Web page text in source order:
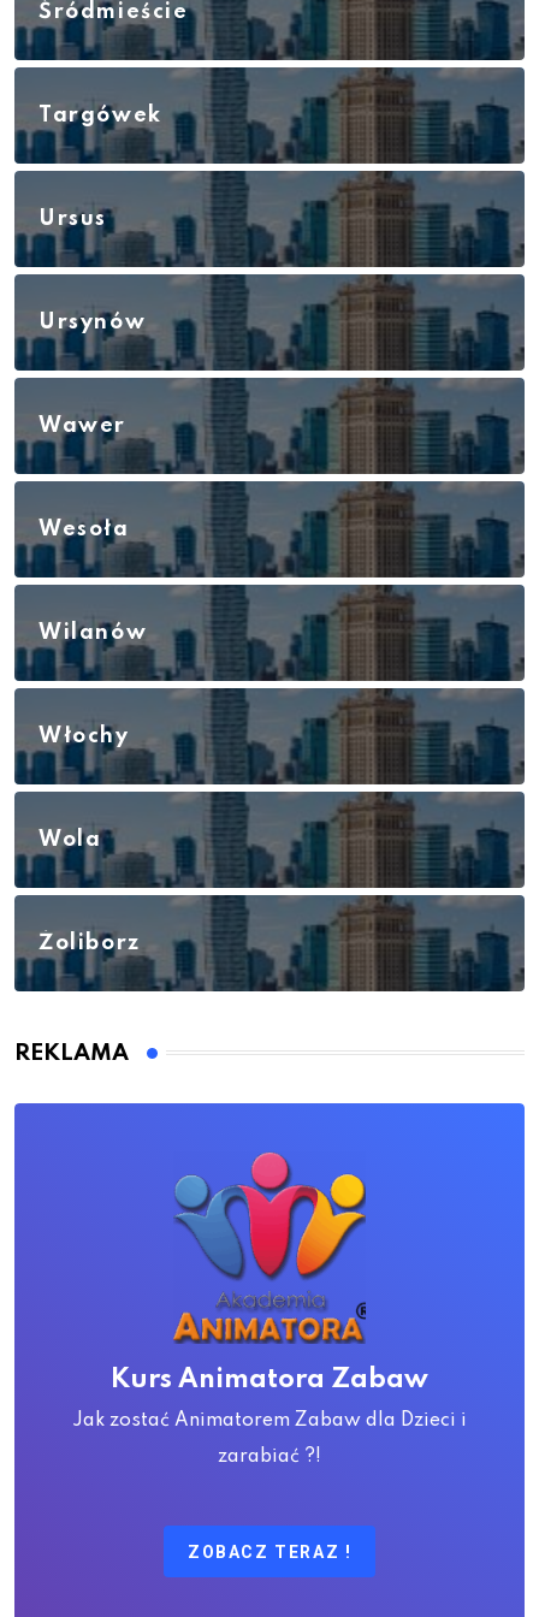
Śródmieście
Targówek
Ursus
Ursynów
Wawer
Wesoła
Wilanów
Włochy
Wola
Żoliborz
REKLAMA
Kurs Animatora Zabaw
Jak zostać Animatorem Zabaw dla Dzieci i
zarabiać ?!
ZOBACZ TERAZ !